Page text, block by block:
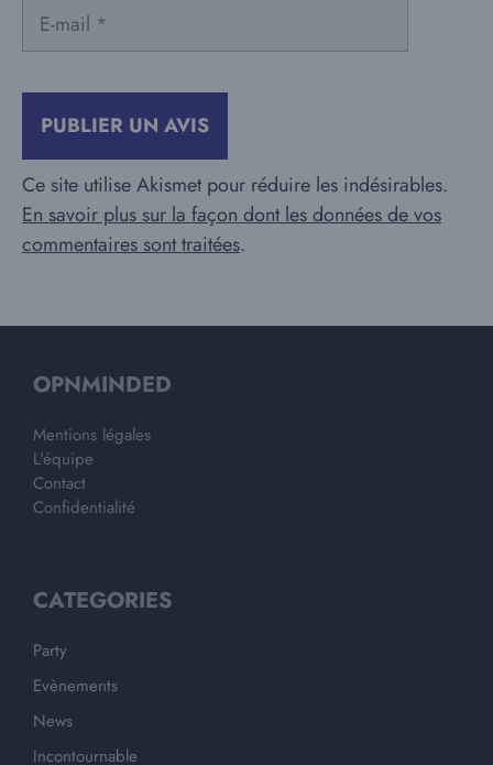
Ce site utilise Akismet pour réduire les indésirables.
En savoir plus sur la façon dont les données de vos
commentaires sont traitées.
OPNMINDED
Mentions légales
L'équipe
Contact
Confidentialité
CATEGORIES
Party
Evènements
News
Incontournable